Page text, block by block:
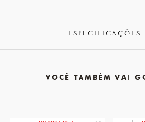
ESPECIFICAÇÕES
VOCÊ TAMBÉM VAI